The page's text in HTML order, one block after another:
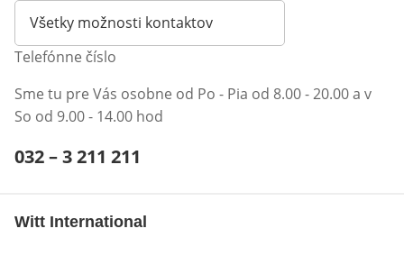
Všetky možnosti kontaktov
Telefónne číslo
Sme tu pre Vás osobne od Po - Pia od 8.00 - 20.00 a v
So od 9.00 - 14.00 hod
Telefónne číslo:
032 – 3 211 211
Witt International